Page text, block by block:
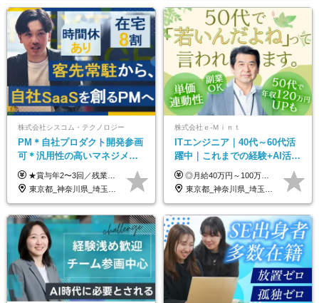
株式会社シスコム・テクノロジー
PM＊自社プロダクト開発参画
可＊汎用性の高いマネジメン
トスキル＊年収1000万以上可
★賞与年2〜3回／残業代全額支給／子ども手当（月1万円）／誕生日手当（年1回1万円）★ ＜初年度の想定年収:600万円～800万円＞ 月給50万7000円～70万4000円＋賞与年2回＋決算賞与 ※経験・能力を考慮のうえ決定します。 ※専門性を高めながらチームを牽引する「プロジェクト推進力」を高く評価し、給与へダイレクトに反映します。 ※試用期間6ヶ月（待遇変動なし） 年収800万円以上も⽬指せます。 経験・スキル・前職給与を最大限に考慮し、 ご納得いただける条件を提示します。 【賞与】 年2〜3回支給（7月・12月＋業績により決算賞与） 当社では、目の前の案件による固定報酬だけが評価の全てではありません。 メンバー育成、現場でのポジション拡大、 ナレッジの共有、そして組織づくりへの参画など、 「会社への貢献度（ビジネスプロセス）」 を昇給・賞与へダイレクトに反映しています。 専門性を高める「技術」と、チームを前進させる「プロジェクト推進」。 この両輪を回すことで、確かなスキル成長と年収アップを同時に実現できる環境です。
東京都_神奈川県_埼玉県_千葉県
株式会社ｅ‐Ｍｉｎｔ
ITエンジニア｜40代～60代活
躍中｜これまでの経験+AI活用
でスキルアップを支援｜残業
月10h｜副業OK
◎月給40万円～100万円＋インセンティブ＋各種手当 ・年収120万〜300万円UPの実績も！ ・平均年収UP率は1.1～1.3倍 ・案件単価100%公開 × 単価連動の給与制度 ・能力等を考慮の上、決定いたします ※試用期間6ヵ月あり（待遇の変更はありません） ※固定残業代（月20～30時間・3万円～8万円）を含みます 《具体的には...》 ・案件単価65万円⇒年収約500万円 ・案件単価80万円⇒年収約600万円 ・案件単価120万円⇒年収約900万円 ＼ AIで生産性5倍になり給与UP ／ ◇案件単価100%公開 × 単価連動の給与制度 ◇年収120万〜300万UPの実績あり 「単価が上がれば、その分しっかり報われる」 そんなシンプルで納得できる評価制度です。 ⚫️年収300万円アップの実績も 参画する案件の単価を全て公開。 給与は単価に連動しているため納得感持って働くことが可能です。 過去には転職しただけで300万円以上アップした方もいます。 現場でAIを活用して成果を出して単価アップにつながったケースが多数！ ・AIツール利用料金全額負担 ・資格取得補助 ・月給保証制度 ・各種手当
東京都_神奈川県_埼玉県_千葉県_大阪府_愛知県_北海道_青森県_岩手県_宮城県_秋田県_山形県_福島県_茨城県_栃木県_群馬県_新潟県_山梨県_長野県_富山県_石川県_福井県_静岡県_岐阜県_三重県_兵庫県_京都府_滋賀県_奈良県_和歌山県_広島県_岡山県_鳥取県_島根県_山口県_徳島県_香川県_愛媛県_高知県_福岡県_熊本県_佐賀県_長崎県_大分県_宮崎県_鹿児島県_沖縄県